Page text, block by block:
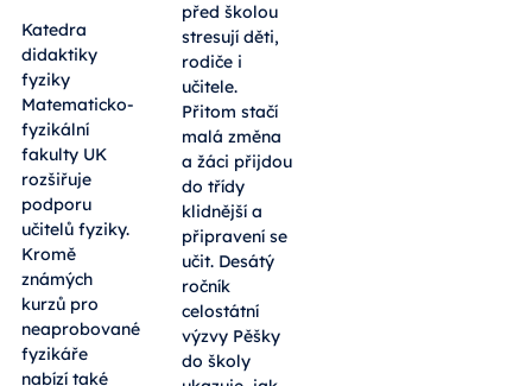
Katedra
didaktiky
fyziky
Matematicko-
fyzikální
fakulty UK
rozšiřuje
podporu
učitelů fyziky.
Kromě
známých
kurzů pro
neaprobované
fyzikáře
nabízí také
před školou
stresují děti,
rodiče i
učitele.
Přitom stačí
malá změna
a žáci přijdou
do třídy
klidnější a
připravení se
učit. Desátý
ročník
celostátní
výzvy Pěšky
do školy